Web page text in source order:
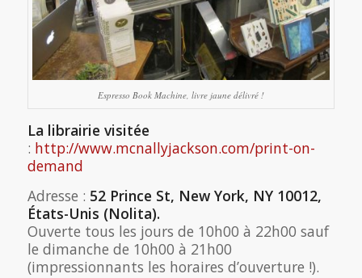
Espresso Book Machine, livre jaune délivré !
La librairie visitée
: http://www.mcnallyjackson.com/print-on-
demand
Adresse : 52 Prince St, New York, NY 10012,
États-Unis (Nolita).
Ouverte tous les jours de 10h00 à 22h00 sauf
le dimanche de 10h00 à 21h00
(impressionnants les horaires d’ouverture !).